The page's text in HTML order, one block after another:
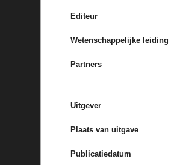
Editeur
Wetenschappelijke leiding
Partners
Uitgever
Plaats van uitgave
Publicatiedatum